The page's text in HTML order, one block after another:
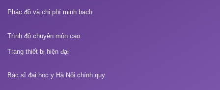
Phác đồ và chi phí minh bạch
Trình độ chuyên môn cao
Trang thiết bị hiện đại
Bác sĩ đại học y Hà Nội chính quy